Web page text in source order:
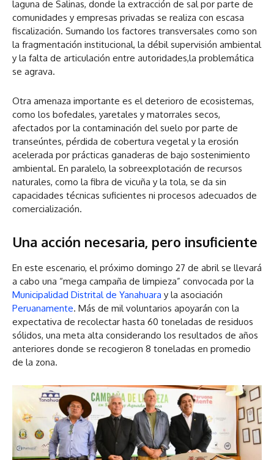
laguna de Salinas, donde la extracción de sal por parte de
comunidades y empresas privadas se realiza con escasa
fiscalización. Sumando los factores transversales como son
la fragmentación institucional, la débil supervisión ambiental
y la falta de articulación entre autoridades,la problemática
se agrava.
Otra amenaza importante es el deterioro de ecosistemas,
como los bofedales, yaretales y matorrales secos,
afectados por la contaminación del suelo por parte de
transeúntes, pérdida de cobertura vegetal y la erosión
acelerada por prácticas ganaderas de bajo sostenimiento
ambiental. En paralelo, la sobreexplotación de recursos
naturales, como la fibra de vicuña y la tola, se da sin
capacidades técnicas suficientes ni procesos adecuados de
comercialización.
Una acción necesaria, pero insuficiente
En este escenario, el próximo domingo 27 de abril se llevará
a cabo una “mega campaña de limpieza” convocada por la
Municipalidad Distrital de Yanahuara y la asociación
Peruanamente. Más de mil voluntarios apoyarán con la
expectativa de recolectar hasta 60 toneladas de residuos
sólidos, una meta alta considerando los resultados de años
anteriores donde se recogieron 8 toneladas en promedio
de la zona.